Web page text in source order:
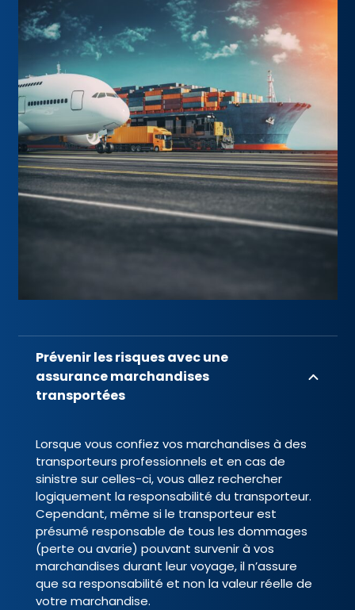
Prévenir les risques avec une
assurance marchandises
transportées
Lorsque vous confiez vos marchandises à des
transporteurs professionnels et en cas de
sinistre sur celles-ci, vous allez rechercher
logiquement la responsabilité du transporteur.
Cependant, même si le transporteur est
présumé responsable de tous les dommages
(perte ou avarie) pouvant survenir à vos
marchandises durant leur voyage, il n’assure
que sa responsabilité et non la valeur réelle de
votre marchandise.